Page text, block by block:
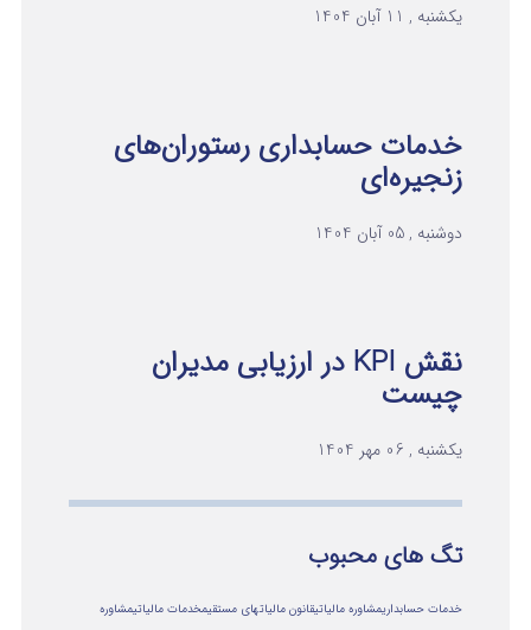
یکشنبه , 11 آبان 1404
خدمات حسابداری رستوران‌های
زنجیره‌ای
دوشنبه , 05 آبان 1404
نقش KPI در ارزیابی مدیران
چیست
یکشنبه , 06 مهر 1404
تگ های محبوب
خدمات حسابداریمشاوره مالیاتیقانون مالیاتهای مستقیمخدمات مالیاتیمشاوره